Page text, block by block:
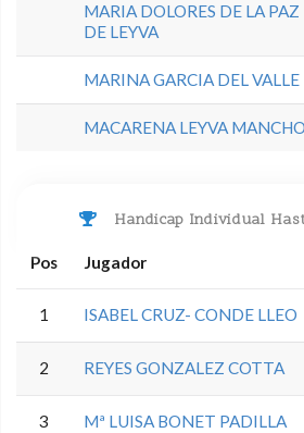
MARIA DOLORES DE LA PAZ
DE LEYVA
MARINA GARCIA DEL VALLE
MACARENA LEYVA
Handicap Individual
Pos Jugador
1 ISABEL CRUZ- CONDE LLEO
2 REYES GONZALEZ COTTA
3 Mª LUISA BONET PADILLA